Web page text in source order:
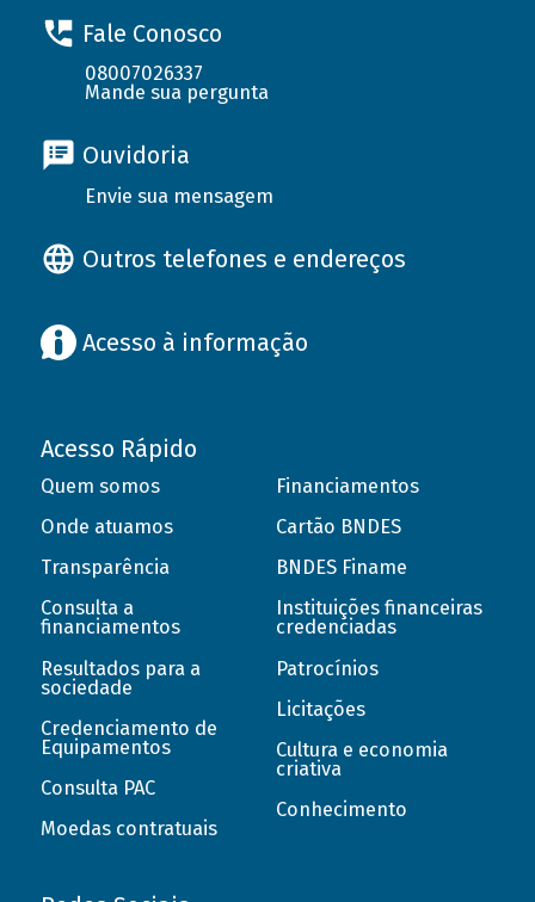
Fale Conosco
08007026337
Mande sua pergunta
Ouvidoria
Envie sua mensagem
Outros telefones e endereços
Acesso à informação
Acesso Rápido
Quem somos
Onde atuamos
Transparência
Consulta a
financiamentos
Resultados para a
sociedade
Credenciamento de
Equipamentos
Consulta PAC
Moedas contratuais
Financiamentos
Cartão BNDES
BNDES Finame
Instituições financeiras
credenciadas
Patrocínios
Licitações
Cultura e economia
criativa
Conhecimento